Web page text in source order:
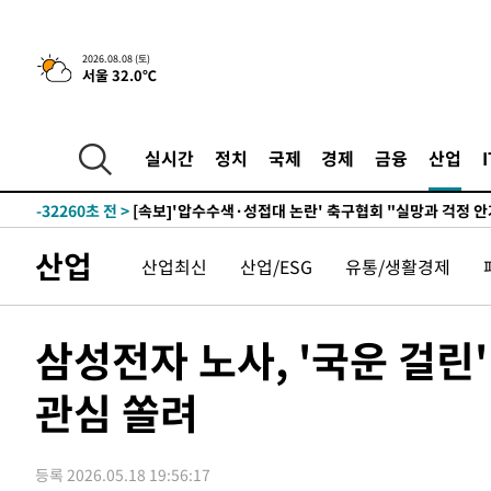
2026.08.08 (토)
서울 32.0℃
실시간 정치 국제 경제 금융 산업
-14007초 전 > [속보]뉴욕증시 상승 마감…S&P 0.6% 나스닥 1.3%↑
-32260초 전 >
송"
-20881초 전 > '최고 37도' 폭염 지속…강원동해안 최대 150㎜ 비
-32260초 전 >
[속보]'압수수색·성접대 논란' 축구협회 "실망과 걱정
-20881초 전 >'최고 37도' 폭염 지속…강원동해안 최대 150㎜ 비
산업 산업최신 산업/ESG 유통/생활경제
삼성전자 노사, '국운 걸
관심 쏠려
등록 2026.05.18 19:56:17